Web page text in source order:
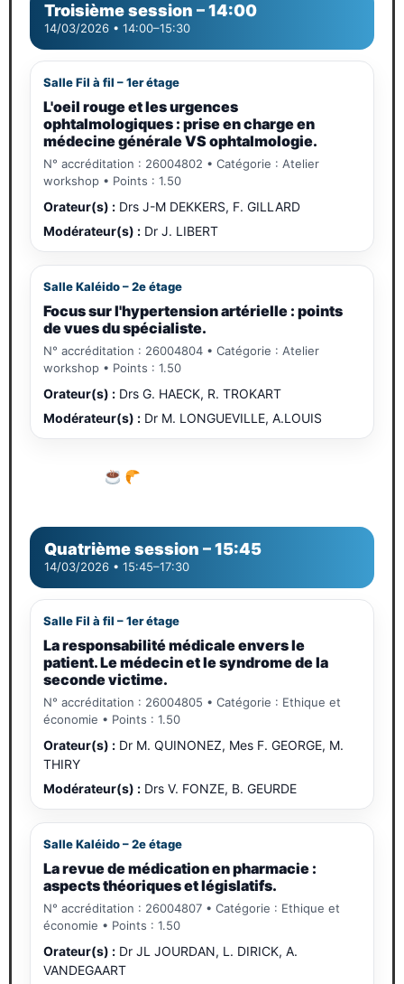
Troisième session –14:00
14/03/2026 • 14:00–15:30
Salle Fil à fil – 1er étage
L'oeil rouge et les urgences
ophtalmologiques : prise en charge en
médecine générale VS ophtalmologie.
N° accréditation : 26004802 • Catégorie : Atelier
workshop • Points : 1.50
Orateur(s) : Drs J-M DEKKERS, F. GILLARD
Modérateur(s) : Dr J. LIBERT
Salle Kaléido – 2e étage
Focus sur l'hypertension artérielle : points
de vues du spécialiste.
N° accréditation : 26004804 • Catégorie : Atelier
workshop • Points : 1.50
Orateur(s) : Drs G. HAECK, R. TROKART
Modérateur(s) : Dr M. LONGUEVILLE, A.LOUIS
Quatrième session –15:45
14/03/2026 • 15:45–17:30
Salle Fil à fil – 1er étage
La responsabilité médicale envers le
patient. Le médecin et le syndrome de la
seconde victime.
N° accréditation : 26004805 • Catégorie : Ethique et
économie • Points : 1.50
Orateur(s) : Dr M. QUINONEZ, Mes F. GEORGE, M.
THIRY
Modérateur(s) : Drs V. FONZE, B. GEURDE
Salle Kaléido – 2e étage
La revue de médication en pharmacie :
aspects théoriques et législatifs.
N° accréditation : 26004807 • Catégorie : Ethique et
économie • Points : 1.50
Orateur(s) : Dr JL JOURDAN, L. DIRICK, A.
VANDEGAART